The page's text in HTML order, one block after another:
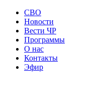
СВО
Новости
Вести ЧР
Программы
О нас
Контакты
Эфир